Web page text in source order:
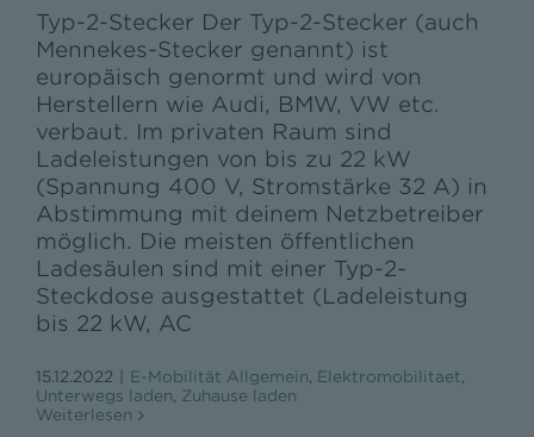
Typ-2-Stecker Der Typ-2-Stecker (auch
Mennekes-Stecker genannt) ist
europäisch genormt und wird von
Herstellern wie Audi, BMW, VW etc.
verbaut. Im privaten Raum sind
Ladeleistungen von bis zu 22 kW
(Spannung 400 V, Stromstärke 32 A) in
Abstimmung mit deinem Netzbetreiber
möglich. Die meisten öffentlichen
Ladesäulen sind mit einer Typ-2-
Steckdose ausgestattet (Ladeleistung
bis 22 kW, AC
15.12.2022 E-Mobilität Allgemein, Elektromobilitaet,
Unterwegs laden, Zuhause laden
Weiterlesen